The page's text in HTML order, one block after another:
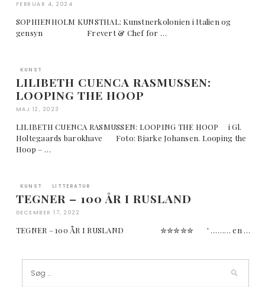
FEBRUAR 4, 2024
SOPHIENHOLM KUNSTHAL: Kunstnerkolonien i Italien og
gensyn Frevert & Chef for …
KUNST
LILIBETH CUENCA RASMUSSEN:
LOOPING THE HOOP
MAJ 12, 2023
LILIBETH CUENCA RASMUSSEN: LOOPING THE HOOP i Gl.
Holtegaards barokhave Foto: Bjarke Johansen. Looping the
Hoop – …
KUNST LITTERATUR
TEGNER – 100 ÅR I RUSLAND
DECEMBER 17, 2022
TEGNER – 100 ÅR I RUSLAND ✮✮✮✮✮ ' ……… en …